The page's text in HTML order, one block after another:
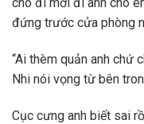
đứng trước cửa phòng
“Ai thèm quản anh chứ
Nhi nói vọng từ bên
Cục cưng anh biết sai